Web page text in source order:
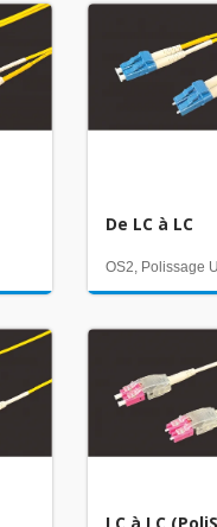
De LC à LC
OS2, Polissage